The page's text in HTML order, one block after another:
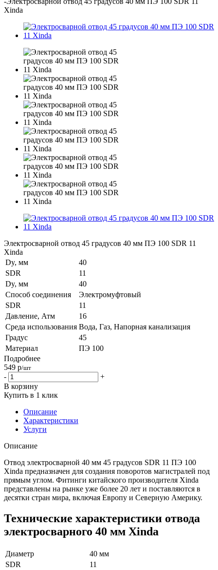
Xinda
Электросварной отвод 45 градусов 40 мм ПЭ 100 SDR 11
Xinda
Dy, мм
40
SDR
11
Dy, мм
40
Способ соединения
Электромуфтовый
SDR
11
Давление, Атм
16
Среда использования Вода, Газ, Напорная канализация
Градус
45
Материал
ПЭ 100
Подробнее
549 р/шт
-
+
В корзину
Купить в 1 клик
Описание
Характеристики
Услуги
Описание
Отвод электросварной 40 мм 45 градусов SDR 11 ПЭ 100
Xinda предназначен для создания поворотов магистралей под
прямым углом. Фитинги китайского производителя Xinda
представлены на рынке уже более 20 лет и поставляются в
десятки стран мира, включая Европу и Северную Америку.
Технические характеристики отвода
электросварного 40 мм Xinda
Диаметр
40 мм
SDR
11